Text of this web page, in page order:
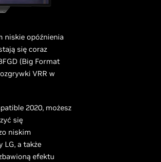
niskie opóźnienia
się coraz
(Big Format
VRR w
2020, możesz
się
niskim
a także
efektu